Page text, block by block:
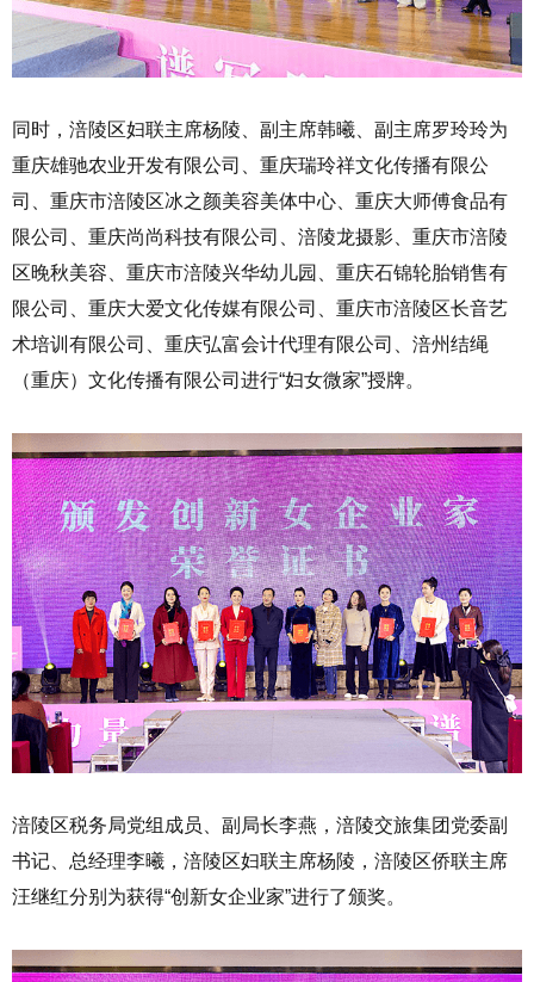
同时，涪陵区妇联主席杨陵、副主席韩曦、副主席罗玲玲为
重庆雄驰农业开发有限公司、重庆瑞玲祥文化传播有限公
司、重庆市涪陵区冰之颜美容美体中心、重庆大师傅食品有
限公司、重庆尚尚科技有限公司、涪陵龙摄影、重庆市涪陵
区晚秋美容、重庆市涪陵兴华幼儿园、重庆石锦轮胎销售有
限公司、重庆大爱文化传媒有限公司、重庆市涪陵区长音艺
术培训有限公司、重庆弘富会计代理有限公司、涪州结绳
（重庆）文化传播有限公司进行“妇女微家”授牌。
涪陵区税务局党组成员、副局长李燕，涪陵交旅集团党委副
书记、总经理李曦，涪陵区妇联主席杨陵，涪陵区侨联主席
汪继红分别为获得“创新女企业家”进行了颁奖。